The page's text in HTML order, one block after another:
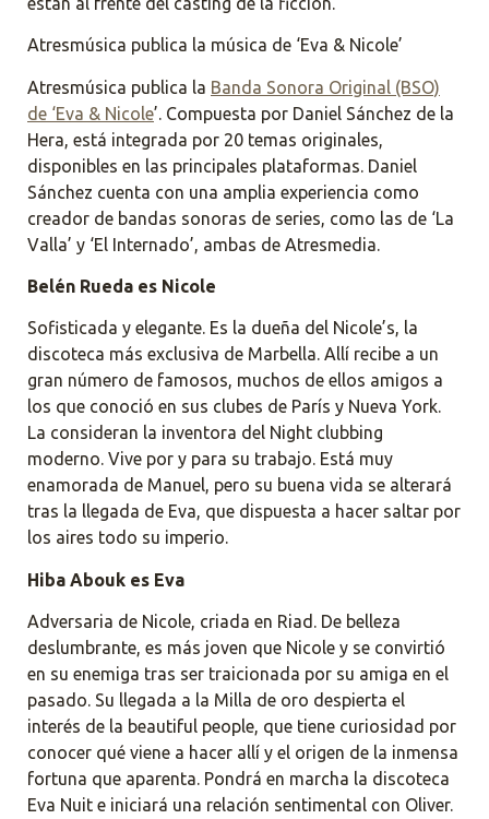
Atresmúsica publica la música de ‘Eva & Nicole’
Atresmúsica publica la Banda Sonora Original (BSO)
de ‘Eva & Nicole’. Compuesta por Daniel Sánchez de la
Hera, está integrada por 20 temas originales,
disponibles en las principales plataformas. Daniel
Sánchez cuenta con una amplia experiencia como
creador de bandas sonoras de series, como las de ‘La
Valla’ y ‘El Internado’, ambas de Atresmedia.
Belén Rueda es Nicole
Sofisticada y elegante. Es la dueña del Nicole’s, la
discoteca más exclusiva de Marbella. Allí recibe a un
gran número de famosos, muchos de ellos amigos a
los que conoció en sus clubes de París y Nueva York.
La consideran la inventora del Night clubbing
moderno. Vive por y para su trabajo. Está muy
enamorada de Manuel, pero su buena vida se alterará
tras la llegada de Eva, que dispuesta a hacer saltar por
los aires todo su imperio.
Hiba Abouk es Eva
Adversaria de Nicole, criada en Riad. De belleza
deslumbrante, es más joven que Nicole y se convirtió
en su enemiga tras ser traicionada por su amiga en el
pasado. Su llegada a la Milla de oro despierta el
interés de la beautiful people, que tiene curiosidad por
conocer qué viene a hacer allí y el origen de la inmensa
fortuna que aparenta. Pondrá en marcha la discoteca
Eva Nuit e iniciará una relación sentimental con Oliver.